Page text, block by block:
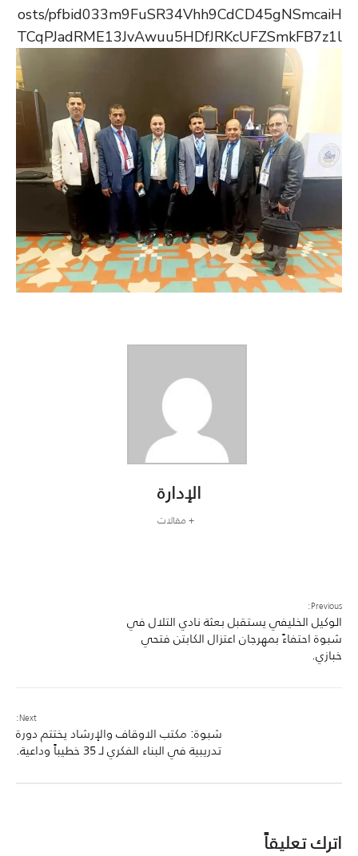
osts/pfbid033m9FuSR34Vhh9CdCD45gNSmcaiH
TCqPJadRME13JvAwuu5HDfJRKcUFZSmkFB7z1l
الإدارة
+ مقالات
Previous:
الوكيل الخليفي يستقبل بعثة نادي التلال في
شبوة احتفاءً بمهرجان اعتزال الكابتن فتحي
خبازي.
Next:
شبوة: مكتب الاوقاف والإرشاد يختتم دورة
تدريبية في البناء الفكري لـ 35 خطيباً وداعية.
اترك تعليقاً